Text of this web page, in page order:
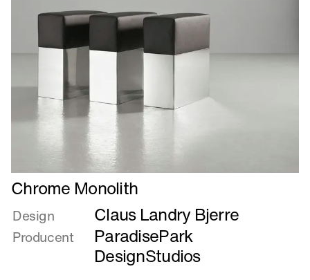
Læs
mere
om
Chrome
Monolith
Chrome Monolith
Design Claus Landry Bjerre
Producent
ParadisePark
DesignStudios